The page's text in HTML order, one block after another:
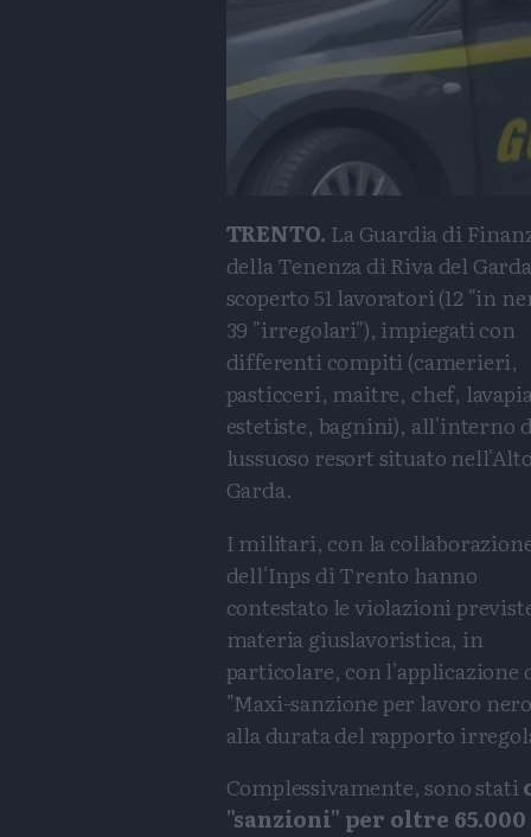
TRENTO. La Guardia di
della Tenenza di Riva del
scoperto 51 lavoratori (12 "in
39 "irregolari"), impiegati con
differenti compiti (camerieri,
pasticceri, maitre, chef,
estetiste, bagnini), all'interno
lussuoso resort situato nell'Alto
Garda.
I militari, con la
dell'Inps di Trento hanno
contestato le violazioni
materia giuslavoristica, in
particolare, con l'applicazione
"Maxi-sanzione per lavoro
alla durata del rapporto
Complessivamente, sono stati
"sanzioni" per oltre